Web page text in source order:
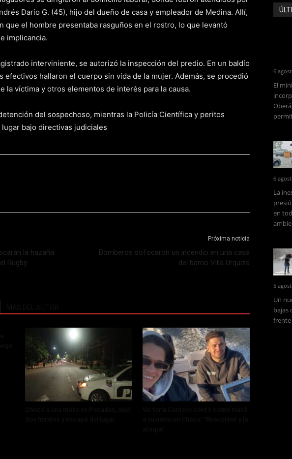
Darío G. (45), hijo del dueño de casa y empleador de Medina. Allí,
que el hombre presentaba rasguños en el rostro, lo que levantó
implicancia.
interviniente, se autorizó la inspección del predio. En un baldío
efectivos hallaron el cuerpo sin vida de la mujer. Además, se procedió
la víctima y otros elementos de interés para la causa.
del sospechoso, mientras la Policía Científica y peritos
bajo directivas judiciales
la hazaña
Rugby
Próxima noticia
Bomberos sofocaron un incendio en una casa
del barrio Villa Urquiza
6
El
6
La
en
5
Un
bajas
frente